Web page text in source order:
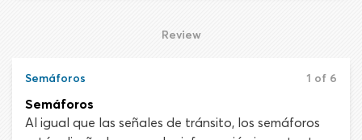
mientras garantizan que haya un lugar seguro para
Review
Semáforos 1 of 6
Semáforos
Al igual que las señales de tránsito, los semáforos